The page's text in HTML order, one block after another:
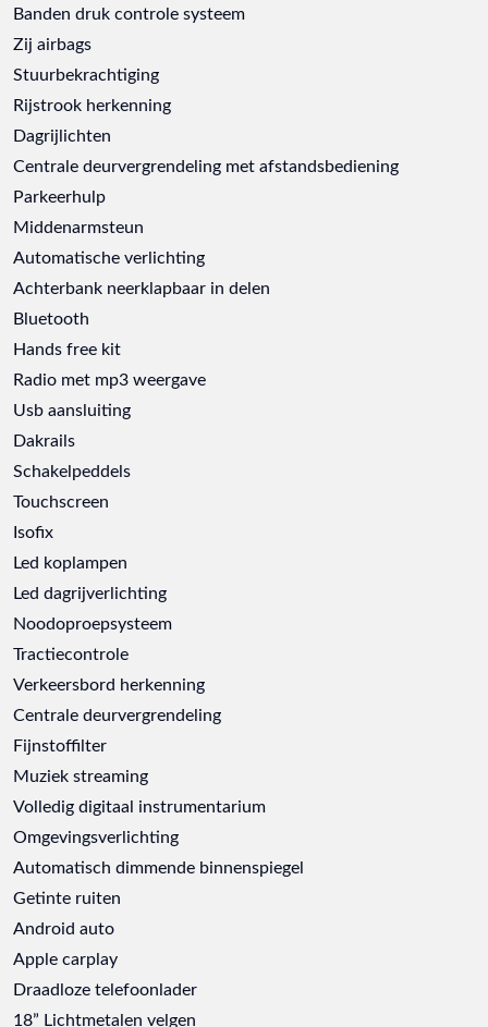
Banden druk controle systeem
Zij airbags
Stuurbekrachtiging
Rijstrook herkenning
Dagrijlichten
Centrale deurvergrendeling met afstandsbediening
Parkeerhulp
Middenarmsteun
Automatische verlichting
Achterbank neerklapbaar in delen
Bluetooth
Hands free kit
Radio met mp3 weergave
Usb aansluiting
Dakrails
Schakelpeddels
Touchscreen
Isofix
Led koplampen
Led dagrijverlichting
Noodoproepsysteem
Tractiecontrole
Verkeersbord herkenning
Centrale deurvergrendeling
Fijnstoffilter
Muziek streaming
Volledig digitaal instrumentarium
Omgevingsverlichting
Automatisch dimmende binnenspiegel
Getinte ruiten
Android auto
Apple carplay
Draadloze telefoonlader
18” Lichtmetalen velgen